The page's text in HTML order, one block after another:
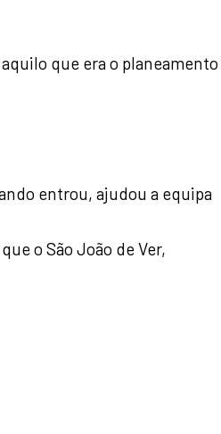
que era o planeamento
entrou, ajudou a equipa
o São João de Ver,